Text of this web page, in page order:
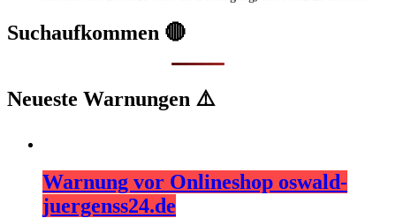
Suchaufkommen 🔴
Neueste Warnungen ⚠️
Warnung vor Onlineshop oswald-
juergenss24.de